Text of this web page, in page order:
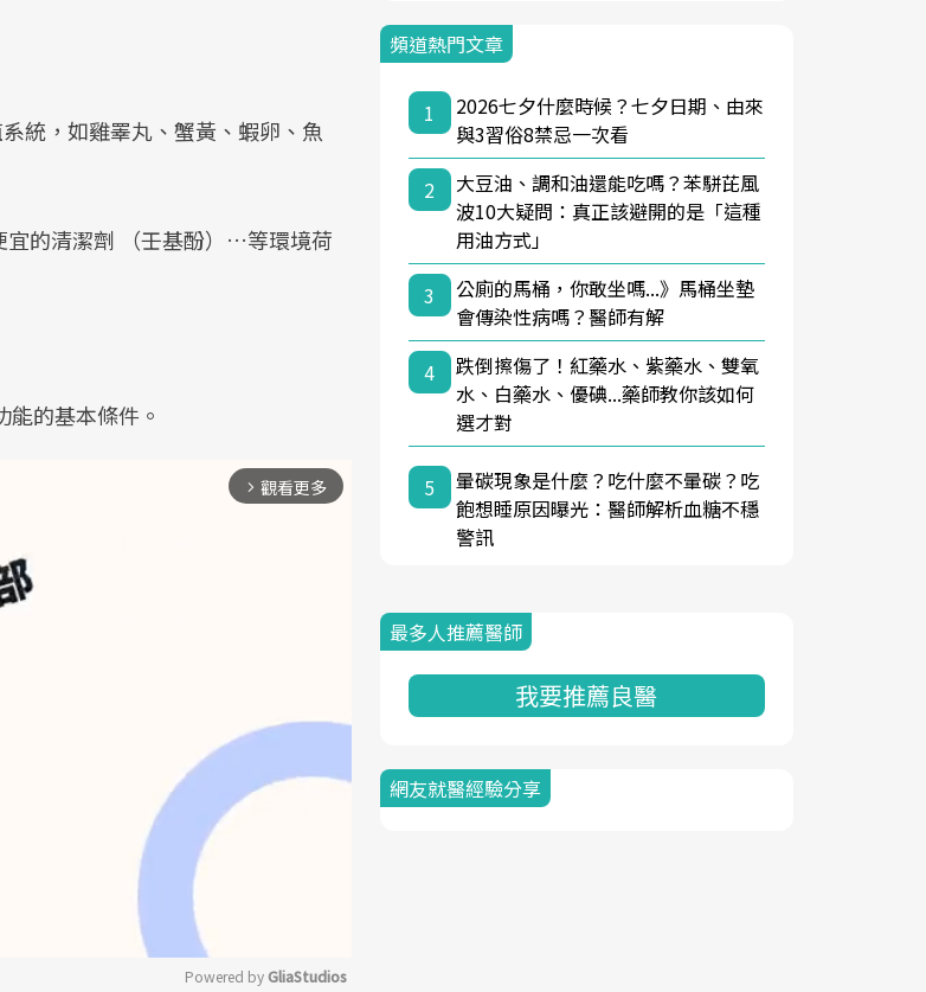
統，如雞睪丸、蟹黃、蝦卵、魚
宜的清潔劑 （壬基酚）…等環境荷
能的基本條件。
arrow_forward_ios 觀看更多
Powered by GliaStudios
頻道熱門文章
1
2026七夕什麼時候？七夕日期、由來
與3習俗8禁忌一次看
2
大豆油、調和油還能吃嗎？苯駢芘風
波10大疑問：真正該避開的是「這種
用油方式」
3
公廁的馬桶，你敢坐嗎...》馬桶坐墊
會傳染性病嗎？醫師有解
4
跌倒擦傷了！紅藥水、紫藥水、雙氧
水、白藥水、優碘...藥師教你該如何
選才對
5
暈碳現象是什麼？吃什麼不暈碳？吃
飽想睡原因曝光：醫師解析血糖不穩
警訊
最多人推薦醫師
我要推薦良醫
網友就醫經驗分享